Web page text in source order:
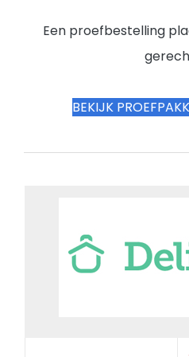
Een proefbestelling
BEKIJK